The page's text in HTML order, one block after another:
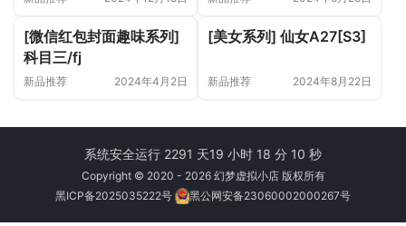
[微信红包封面趣味系列]
科目三/fj
新品推荐 2024年4月2日
[美女系列] 仙女A27[S3]
新品推荐 2024年8月22日
系统安全运行 2291 天19 小时 18 分 11 秒
Copyright © 2020 - 2026 幻梦虚拟小店 版权所有
黑ICP备2025035222号
黑公网安备23060002000267号